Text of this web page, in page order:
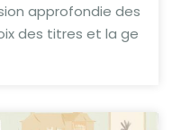
approfondie des
des titres et la ge